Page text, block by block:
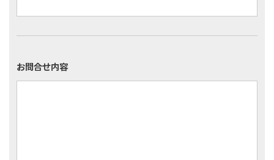
お問合せ内容